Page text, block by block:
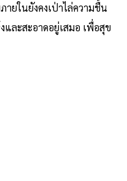
ายในยังคงเป่าไล่ความชื้น
และสะอาดอยู่เสมอ เพื่อสุข